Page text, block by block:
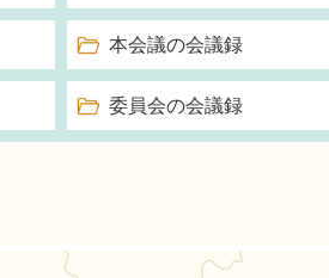
本会議の会議録
委員会の会議録